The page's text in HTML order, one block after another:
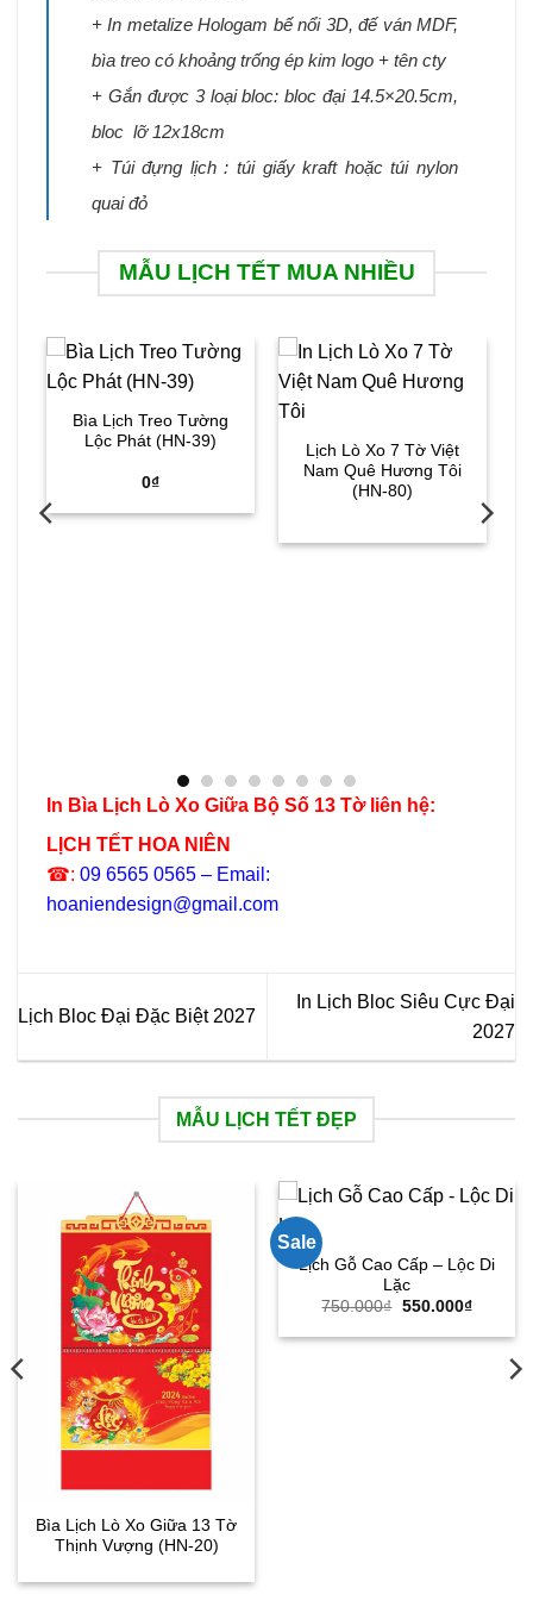
+ In metalize Hologam bế nổi 3D, đế ván MDF,
bìa treo có khoảng trống ép kim logo + tên cty
+ Gắn được 3 loại bloc: bloc đại 14.5×20.5cm,
bloc lỡ 12x18cm
+ Túi đựng lịch : túi giấy kraft hoặc túi nylon
quai đỏ
MẪU LỊCH TẾT MUA NHIỀU
Bìa Lịch Treo Tường
Lộc Phát (HN-39)
0₫
Lịch Lò Xo 7 Tờ Việt
Nam Quê Hương Tôi
(HN-80)
In Bìa Lịch Lò Xo Giữa Bộ Số 13 Tờ liên hệ:
LỊCH TẾT HOA NIÊN
☎: 09 6565 0565 – Email:
hoaniendesign@gmail.com
Lịch Bloc Đại Đặc Biệt 2027
In Lịch Bloc Siêu Cực Đại
2027
MẪU LỊCH TẾT ĐẸP
Bìa Lò Xo Giữa gắn Bloc
Mai Vàng (HN-27)